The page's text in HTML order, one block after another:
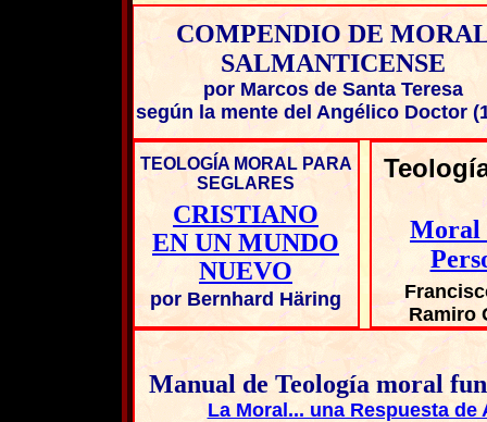
COMPENDIO DE
SALMANTICENSE
por Marcos de Santa Teresa
según la mente del Angélico Doctor
TEOLOGÍA MORAL PARA
SEGLARES
CRISTIANO
EN UN MUNDO
NUEVO
por Bernhard Häring
Moral
Ramiro
Manual de Teología moral
La Moral... una Respuesta de